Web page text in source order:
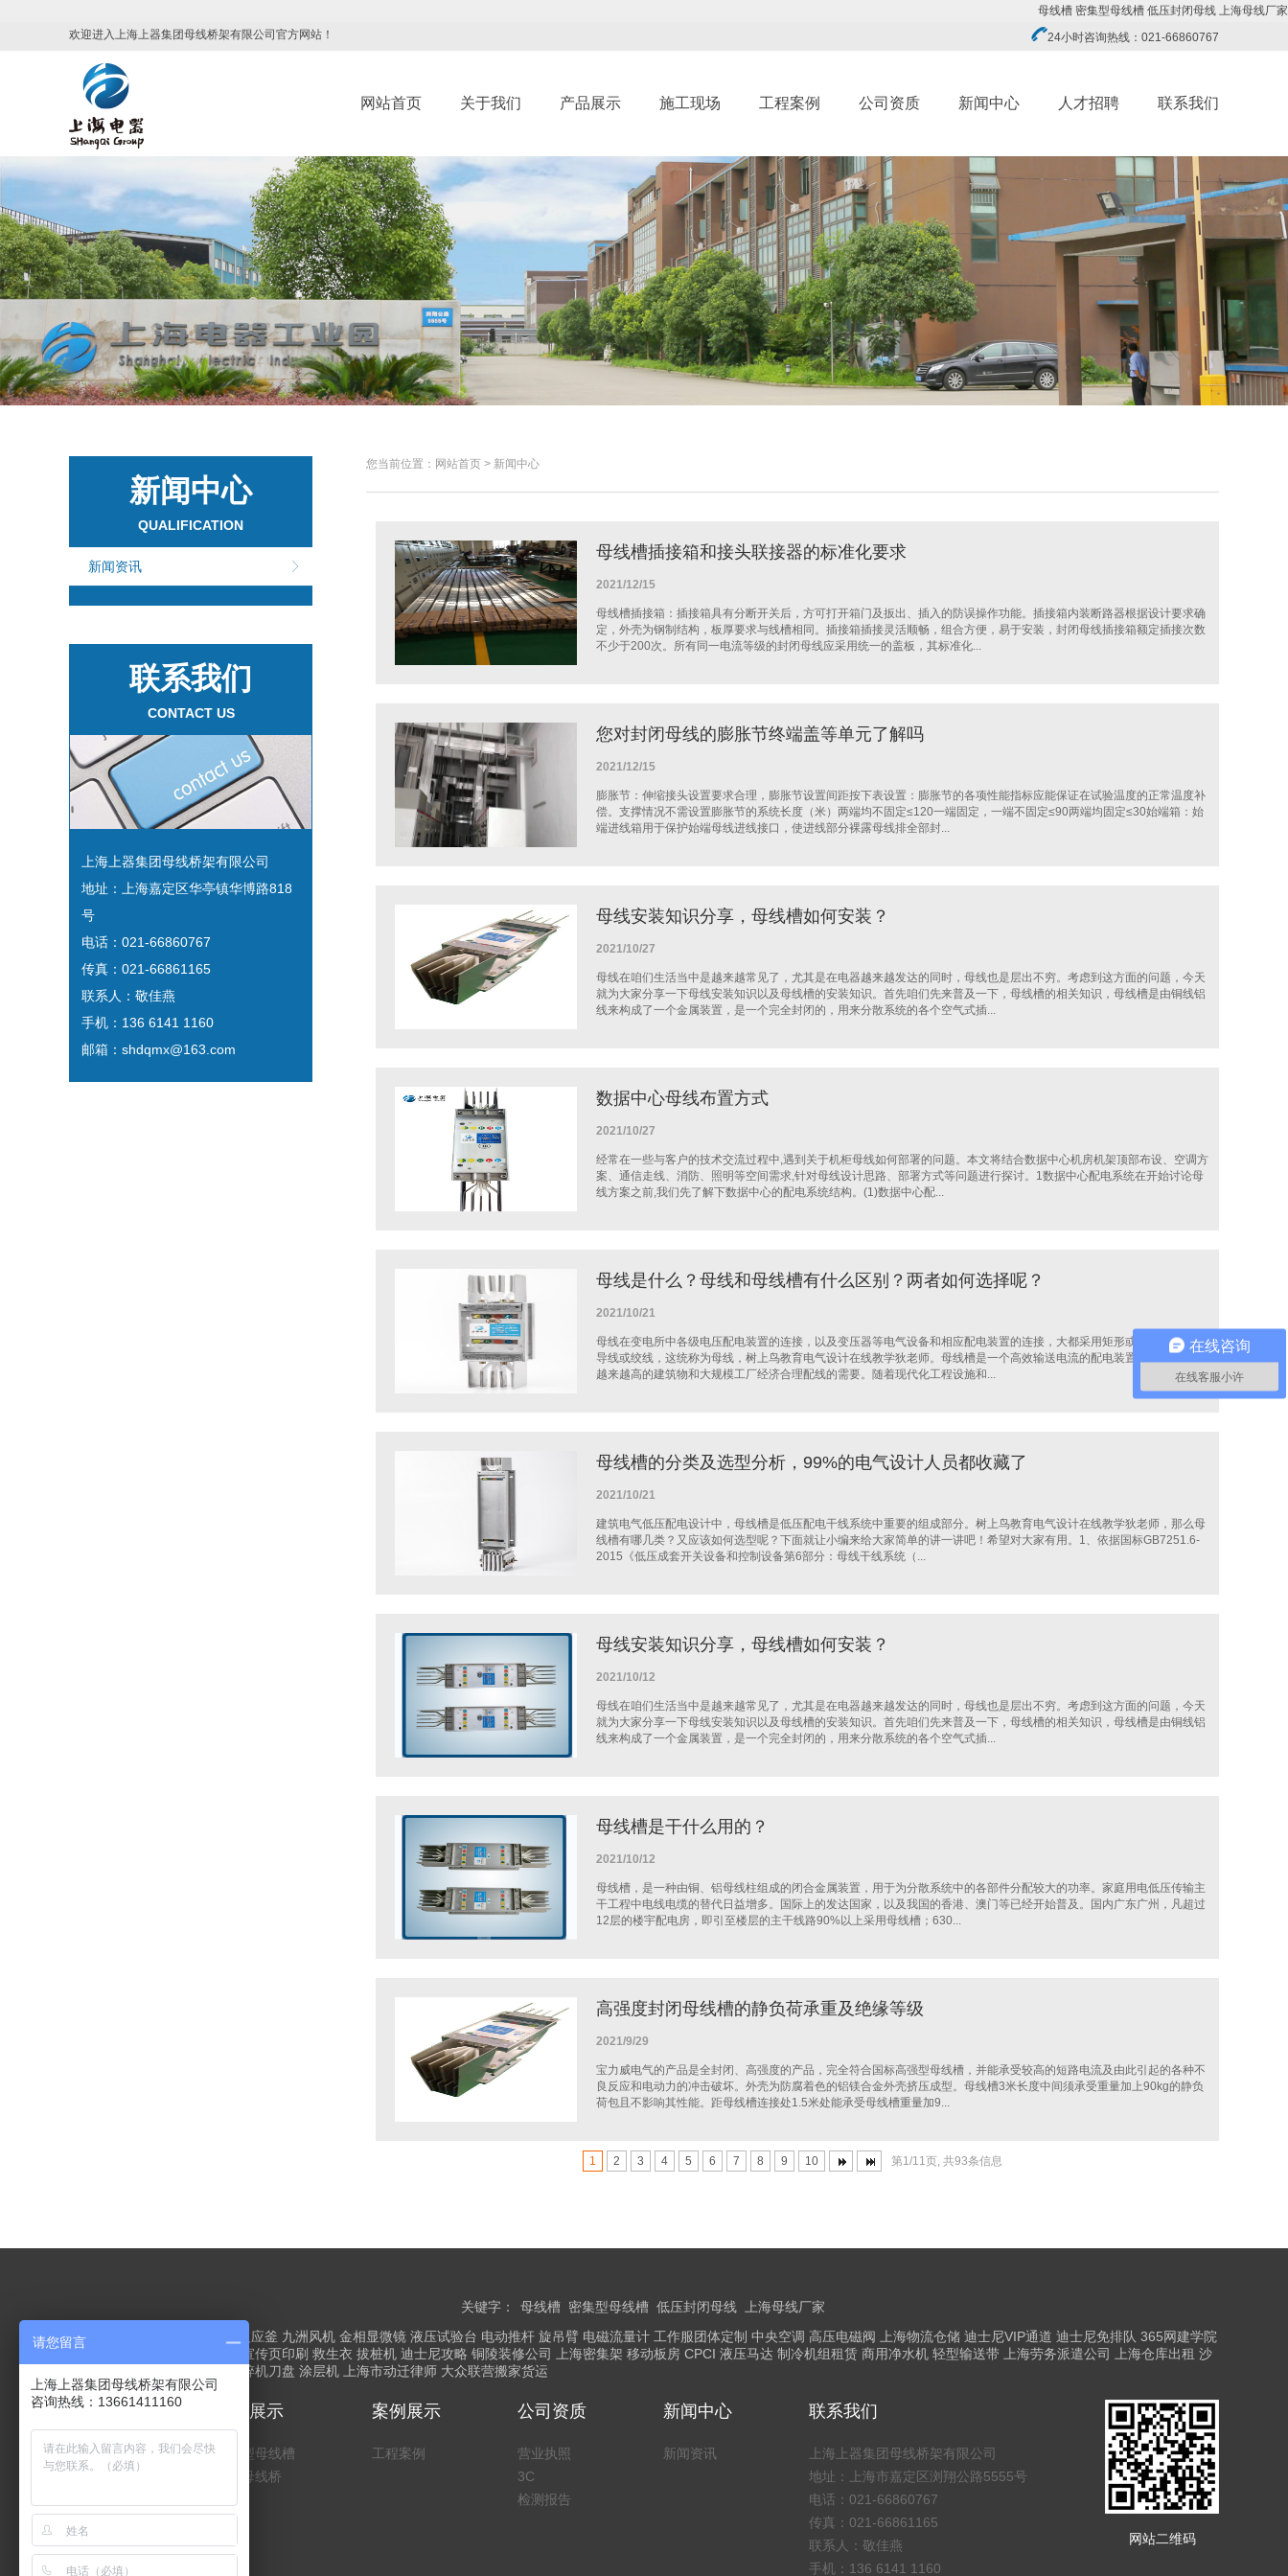
母线槽 密集型母线槽 低压封闭母线 上海母线厂家
欢迎进入上海上器集团母线桥架有限公司官方网站！
24小时咨询热线：021-66860767
网站首页 关于我们 产品展示 施工现场 工程案例 公司资质 新闻中心 人才招聘 联系我们
新闻中心
QUALIFICATION
新闻资讯
联系我们
CONTACT US
上海上器集团母线桥架有限公司
地址：上海嘉定区华亭镇华博路818
号
电话：021-66860767
传真：021-66861165
联系人：敬佳燕
手机：136 6141 1160
邮箱：shdqmx@163.com
您当前位置：网站首页 > 新闻中心
母线槽插接箱和接头联接器的标准化要求
2021/12/15
母线槽插接箱：插接箱具有分断开关后，方可打开箱门及扳出、插入的防误操作功能。插接箱内装断路器根据设计要求确
定，外壳为钢制结构，板厚要求与线槽相同。插接箱插接灵活顺畅，组合方便，易于安装，封闭母线插接箱额定插接次数
不少于200次。所有同一电流等级的封闭母线应采用统一的盖板，其标准化...
您对封闭母线的膨胀节终端盖等单元了解吗
2021/12/15
膨胀节：伸缩接头设置要求合理，膨胀节设置间距按下表设置：膨胀节的各项性能指标应能保证在试验温度的正常温度补
偿。支撑情况不需设置膨胀节的系统长度（米）两端均不固定≤120一端固定，一端不固定≤90两端均固定≤30始端箱：始
端进线箱用于保护始端母线进线接口，使进线部分裸露母线排全部封...
母线安装知识分享，母线槽如何安装？
2021/10/27
母线在咱们生活当中是越来越常见了，尤其是在电器越来越发达的同时，母线也是层出不穷。考虑到这方面的问题，今天
就为大家分享一下母线安装知识以及母线槽的安装知识。首先咱们先来普及一下，母线槽的相关知识，母线槽是由铜线铝
线来构成了一个金属装置，是一个完全封闭的，用来分散系统的各个空气式插...
数据中心母线布置方式
2021/10/27
经常在一些与客户的技术交流过程中,遇到关于机柜母线如何部署的问题。本文将结合数据中心机房机架顶部布设、空调方
案、通信走线、消防、照明等空间需求,针对母线设计思路、部署方式等问题进行探讨。1数据中心配电系统在开始讨论母
线方案之前,我们先了解下数据中心的配电系统结构。(1)数据中心配...
母线是什么？母线和母线槽有什么区别？两者如何选择呢？
2021/10/21
母线在变电所中各级电压配电装置的连接，以及变压器等电气设备和相应配电装置的连接，大都采用矩形或圆形截面的裸
导线或绞线，这统称为母线，树上鸟教育电气设计在线教学狄老师。母线槽是一个高效输送电流的配电装置，尤其适应了
越来越高的建筑物和大规模工厂经济合理配线的需要。随着现代化工程设施和...
母线槽的分类及选型分析，99%的电气设计人员都收藏了
2021/10/21
建筑电气低压配电设计中，母线槽是低压配电干线系统中重要的组成部分。树上鸟教育电气设计在线教学狄老师，那么母
线槽有哪几类？又应该如何选型呢？下面就让小编来给大家简单的讲一讲吧！希望对大家有用。1、依据国标GB7251.6-
2015《低压成套开关设备和控制设备第6部分：母线干线系统（...
母线安装知识分享，母线槽如何安装？
2021/10/12
母线在咱们生活当中是越来越常见了，尤其是在电器越来越发达的同时，母线也是层出不穷。考虑到这方面的问题，今天
就为大家分享一下母线安装知识以及母线槽的安装知识。首先咱们先来普及一下，母线槽的相关知识，母线槽是由铜线铝
线来构成了一个金属装置，是一个完全封闭的，用来分散系统的各个空气式插...
母线槽是干什么用的？
2021/10/12
母线槽，是一种由铜、铝母线柱组成的闭合金属装置，用于为分散系统中的各部件分配较大的功率。家庭用电低压传输主
干工程中电线电缆的替代日益增多。国际上的发达国家，以及我国的香港、澳门等已经开始普及。国内广东广州，凡超过
12层的楼宇配电房，即引至楼层的主干线路90%以上采用母线槽；630...
高强度封闭母线槽的静负荷承重及绝缘等级
2021/9/29
宝力威电气的产品是全封闭、高强度的产品，完全符合国标高强型母线槽，并能承受较高的短路电流及由此引起的各种不
良反应和电动力的冲击破坏。外壳为防腐着色的铝镁合金外壳挤压成型。母线槽3米长度中间须承受重量加上90kg的静负
荷包且不影响其性能。距母线槽连接处1.5米处能承受母线槽重量加9...
1 2 3 4 5 6 7 8 9 10 第1/11页, 共93条信息
关键字： 母线槽 密集型母线槽 低压封闭母线
上海母线厂家
友情链接
高压反应釜 九洲风机 金相显微镜 液压试验台 电动推杆 旋吊臂 电磁流量计 工作服团体定制 中央空调 高压电磁阀 上海物流仓储 迪士尼VIP通道 迪士尼免排队 365网建学院
水分仪
宣传页印刷 救生衣 拔桩机 迪士尼攻略 铜陵装修公司 上海密集架 移动板房 CPCI 液压马达 制冷机组租赁 商用净水机 轻型输送带 上海劳务派遣公司 上海仓库出租 沙
单轴撕碎机刀盘 涂层机 上海市动迁律师 大众联营搬家货运
关于我们
公司简介
产品展示
密集型母线槽
高压母线桥
案例展示
工程案例
公司资质
营业执照
3C
检测报告
新闻中心
新闻资讯
联系我们
上海上器集团母线桥架有限公司
地址：上海市嘉定区浏翔公路5555号
电话：021-66860767
传真：021-66861165
联系人：敬佳燕
手机：136 6141 1160
网站二维码
在线咨询
在线客服小许
请您留言
上海上器集团母线桥架有限公司
咨询热线：13661411160